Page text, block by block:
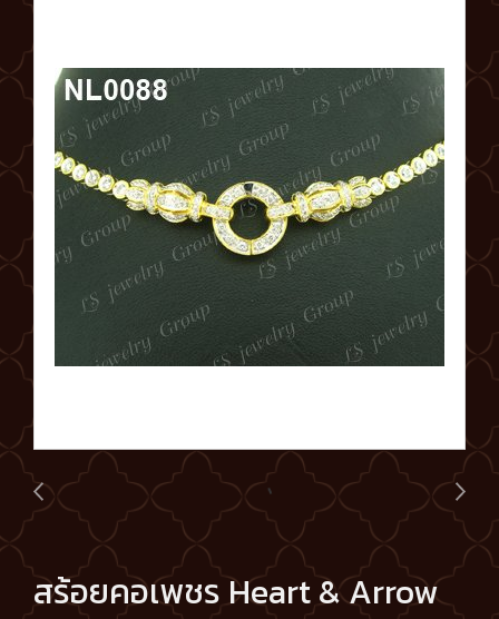
สร้อยคอเพชร Heart & Arrow